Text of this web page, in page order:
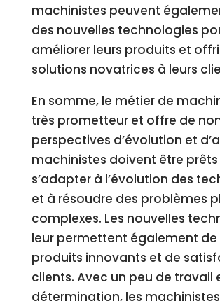
machinistes peuvent
des nouvelles technologies
améliorer leurs produits et
solutions novatrices à leurs
En somme, le métier de
très prometteur et offre de
perspectives d’évolution et
machinistes doivent être prêts
s’adapter à l’évolution des
et à résoudre des problèmes
complexes. Les nouvelles
leur permettent également de
produits innovants et de
clients. Avec un peu de travail
détermination, les